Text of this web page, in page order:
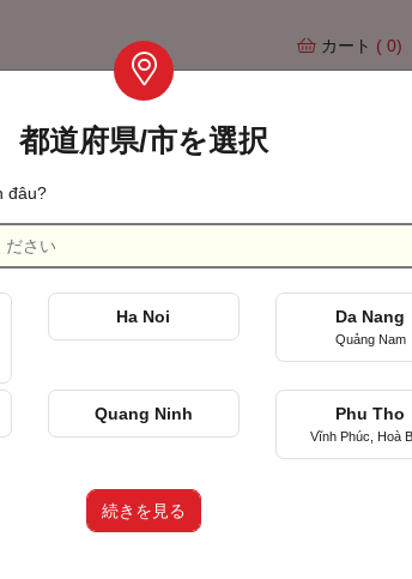
カート ( 0)
った日を祝って
Tặng
Minh
都道府県/市を選択
đâu?
Ha Noi Da Nang
Quảng Nam
Quang Ninh Phu Tho
Vĩnh Phúc, Hoà
続きを見る